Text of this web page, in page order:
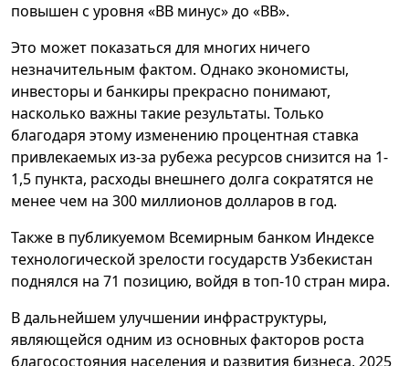
повышен с уровня «BB минус» до «BB».
Это может показаться для многих ничего
незначительным фактом. Однако экономисты,
инвесторы и банкиры прекрасно понимают,
насколько важны такие результаты. Только
благодаря этому изменению процентная ставка
привлекаемых из-за рубежа ресурсов снизится на 1-
1,5 пункта, расходы внешнего долга сократятся не
менее чем на 300 миллионов долларов в год.
Также в публикуемом Всемирным банком Индексе
технологической зрелости государств Узбекистан
поднялся на 71 позицию, войдя в топ-10 стран мира.
В дальнейшем улучшении инфраструктуры,
являющейся одним из основных факторов роста
благосостояния населения и развития бизнеса, 2025